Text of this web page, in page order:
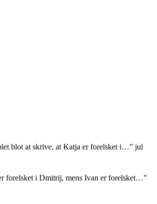
blot at skrive, at Katja er forelsket i…” jul
forelsket i Dmitrij, mens Ivan er forelsket…”